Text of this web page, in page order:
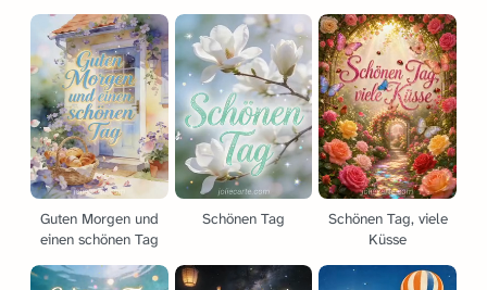
Guten Morgen und
einen schönen Tag
Schönen Tag
Schönen Tag, viele
Küsse